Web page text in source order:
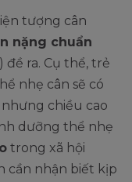
tượng cân
nặng chuẩn
đề ra. Cụ thể, trẻ
nhẹ cân sẽ có
chiều cao
dưỡng thể nhẹ
trong xã hội
cần nhận biết kịp